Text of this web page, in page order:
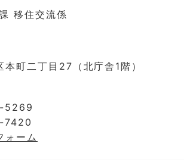
移住交流係
町二丁目27（北庁舎1階）
5269
7420
ォーム